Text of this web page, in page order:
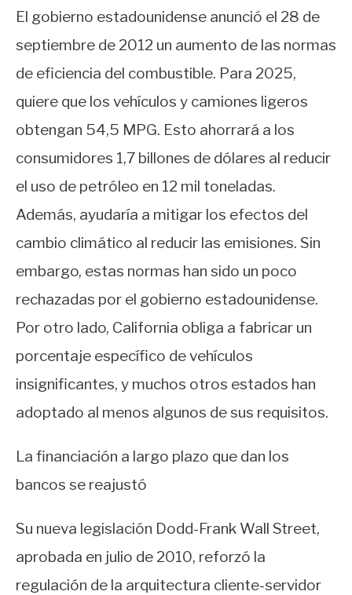
El gobierno estadounidense anunció el 28 de
septiembre de 2012 un aumento de las normas
de eficiencia del combustible. Para 2025,
quiere que los vehículos y camiones ligeros
obtengan 54,5 MPG. Esto ahorrará a los
consumidores 1,7 billones de dólares al reducir
el uso de petróleo en 12 mil toneladas.
Además, ayudaría a mitigar los efectos del
cambio climático al reducir las emisiones. Sin
embargo, estas normas han sido un poco
rechazadas por el gobierno estadounidense.
Por otro lado, California obliga a fabricar un
porcentaje específico de vehículos
insignificantes, y muchos otros estados han
adoptado al menos algunos de sus requisitos.
La financiación a largo plazo que dan los
bancos se reajustó
Su nueva legislación Dodd-Frank Wall Street,
aprobada en julio de 2010, reforzó la
regulación de la arquitectura cliente-servidor